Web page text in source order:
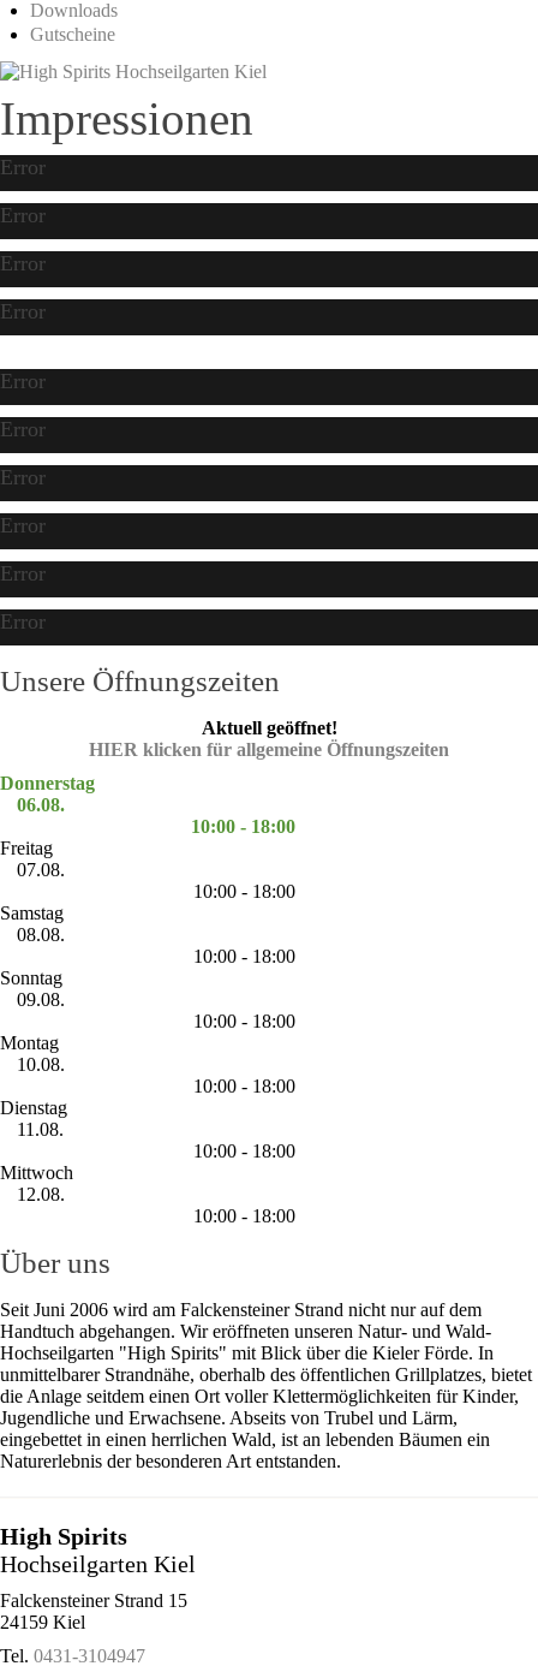
Downloads
Gutscheine
Impressionen
Error
Error
Error
Error
Error
Error
Error
Error
Error
Error
Unsere Öffnungszeiten
Aktuell geöffnet!
HIER klicken für allgemeine Öffnungszeiten
Donnerstag
06.08.
10:00 - 18:00
Freitag
07.08.
10:00 - 18:00
Samstag
08.08.
10:00 - 18:00
Sonntag
09.08.
10:00 - 18:00
Montag
10.08.
10:00 - 18:00
Dienstag
11.08.
10:00 - 18:00
Mittwoch
12.08.
10:00 - 18:00
Über uns
Seit Juni 2006 wird am Falckensteiner Strand nicht nur auf dem
Handtuch abgehangen. Wir eröffneten unseren Natur- und Wald-
Hochseilgarten "High Spirits" mit Blick über die Kieler Förde. In
unmittelbarer Strandnähe, oberhalb des öffentlichen Grillplatzes, bietet
die Anlage seitdem einen Ort voller Klettermöglichkeiten für Kinder,
Jugendliche und Erwachsene. Abseits von Trubel und Lärm,
eingebettet in einen herrlichen Wald, ist an lebenden Bäumen ein
Naturerlebnis der besonderen Art entstanden.
High Spirits
Hochseilgarten Kiel
Falckensteiner Strand 15
24159 Kiel
Tel. 0431-3104947